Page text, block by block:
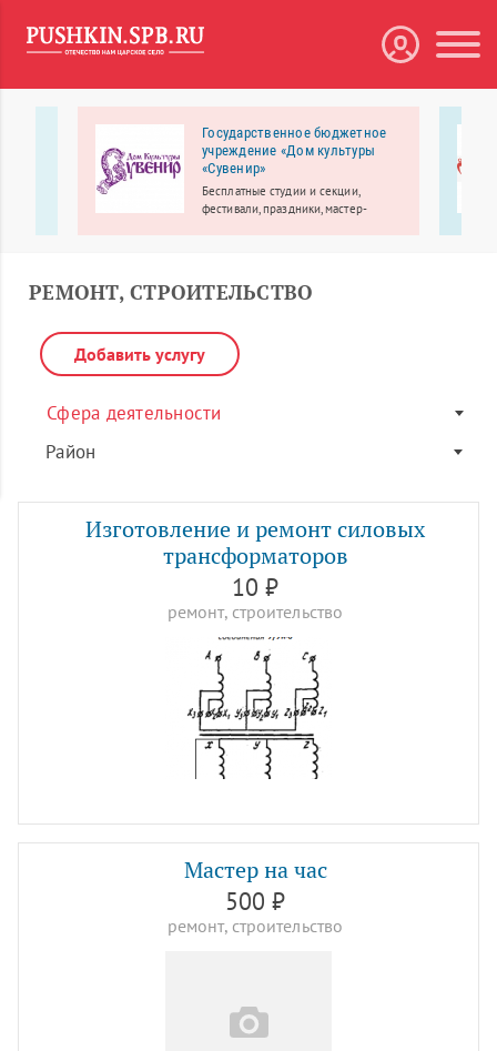
Государственное бюджетное
учреждение «Дом культуры
«Сувенир»
Бесплатные студии и секции,
фестивали, праздники, мастер-
РЕМОНТ, СТРОИТЕЛЬСТВО
Добавить услугу
Сфера деятельности
Район
Изготовление и ремонт силовых
трансформаторов
10 ₽
ремонт, строительство
Мастер на час
500 ₽
ремонт, строительство